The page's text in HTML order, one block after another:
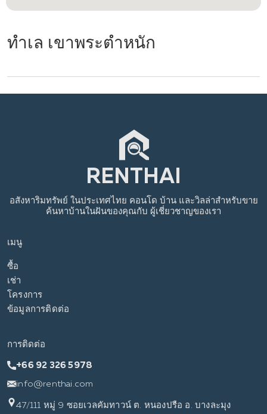
ทำเล เขาพระตำหนัก
เมนู
ซื้อ
เช่า
โครงการ
ข้อมูลการติดต่อ
อสังหาริมทรัพย์ ในประเทศไทย คอนโด บ้าน และวิลล่าสำหรับขาย
ค้นหาบ้านในฝันของคุณกับ ผู้เชี่ยวชาญของเรา
การติดต่อ
+66 92 326 5978
info@renthai.com
47/111 หมู่ 9 ซอยเวลคัมทาวน์ ต. หนองปรือ อ. บางละมุง